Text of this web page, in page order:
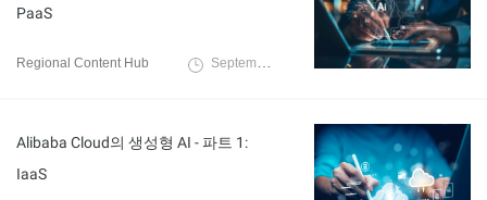
PaaS
Regional Content Hub September 9, 2024
Alibaba Cloud의 생성형 AI - 파트 1:
IaaS